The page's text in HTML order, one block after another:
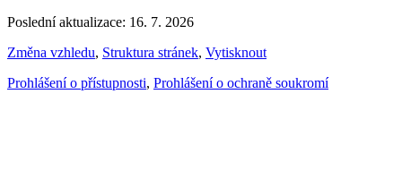
Poslední aktualizace: 16. 7. 2026
Změna vzhledu, Struktura stránek, Vytisknout
Prohlášení o přístupnosti, Prohlášení o ochraně soukromí